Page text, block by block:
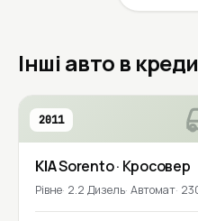
Інші авто в
2011
KIASorento· Кросовер
Рівне 2.2 Дизель Автомат